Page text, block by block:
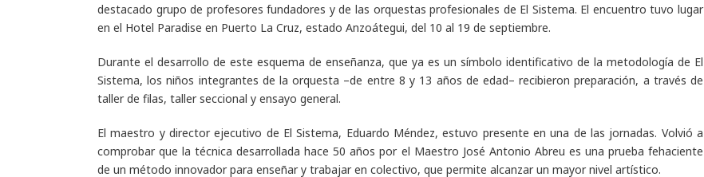
destacado grupo de profesores fundadores y de las orquestas profesionales de El Sistema. El encuentro tuvo lugar
en el Hotel Paradise en Puerto La Cruz, estado Anzoátegui, del 10 al 19 de septiembre.
Durante el desarrollo de este esquema de enseñanza, que ya es un símbolo identificativo de la metodología de El
Sistema, los niños integrantes de la orquesta –de entre 8 y 13 años de edad– recibieron preparación, a través de
taller de filas, taller seccional y ensayo general.
El maestro y director ejecutivo de El Sistema, Eduardo Méndez, estuvo presente en una de las jornadas. Volvió a
comprobar que la técnica desarrollada hace 50 años por el Maestro José Antonio Abreu es una prueba fehaciente
de un método innovador para enseñar y trabajar en colectivo, que permite alcanzar un mayor nivel artístico.